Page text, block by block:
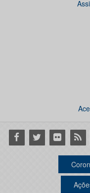
Facebook
Twitter Flickr RSS